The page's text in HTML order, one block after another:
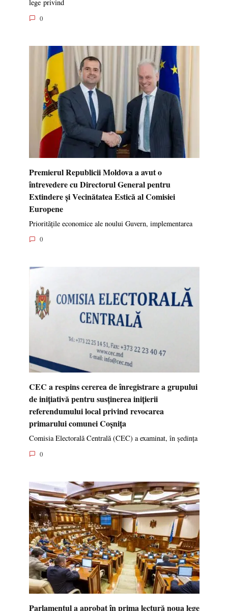
lege privind
0
Premierul Republicii Moldova a avut o
întrevedere cu Directorul General pentru
Extindere și Vecinătatea Estică al Comisiei
Europene
Prioritățile economice ale noului Guvern, implementarea
0
CEC a respins cererea de înregistrare a grupului
de inițiativă pentru susținerea inițierii
referendumului local privind revocarea
primarului comunei Coșnița
Comisia Electorală Centrală (CEC) a examinat, în ședința
0
Parlamentul a aprobat în prima lectură noua lege